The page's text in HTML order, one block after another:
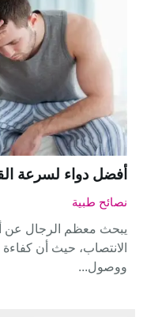
أفضل دواء لسرعة
نصائح طبية
يبحث معظم الرجال
الانتصاب، حيث أن
ووصول...